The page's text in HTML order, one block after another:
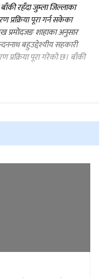
रहँदा जुम्ला जिल्लाका
पूरा गर्न सकेका
प्रमोदजङ शाहाका अनुसार
बहुउद्देश्यीय सहकारी
प्रक्रिया पूरा गरेको छ। बाँकी